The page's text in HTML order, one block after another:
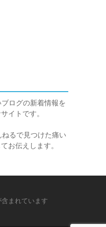
ログの新着情報を
イトです。
ねるで見つけた痛い
お伝えします。
まれています